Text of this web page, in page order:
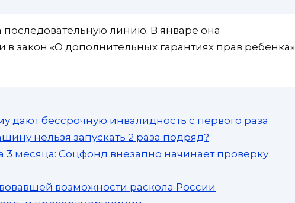
последовательную линию. В январе она
в закон «О дополнительных гарантиях прав ребенка»
дают бессрочную инвалидность с первого раза
нельзя запускать 2 раза подряд?
3 месяца: Соцфонд внезапно начинает проверку
возможности раскола России